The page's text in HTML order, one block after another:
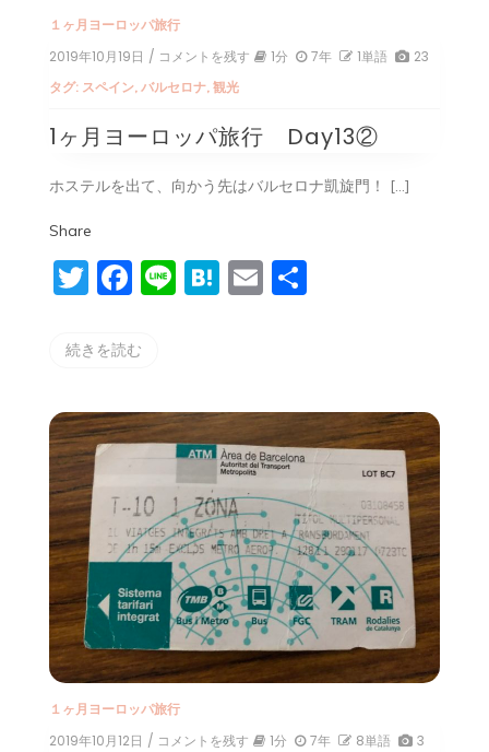
１ヶ月ヨーロッパ旅行
2019年10月19日 / コメントを残す on
ヨ
ッ
Day13②
1分 7年 1単語 23
タグ: スペイン, バルセロナ, 観光
1ヶ月ヨーロッパ旅行 Day13②
ホステルを出て、向かう先はバルセロナ凱旋門！ […]
Share
Twitter
Facebook
LineHatena
Email
共
続きを読む
１ヶ月ヨーロッパ旅行
2019年10月12日 / コメントを残す on 1分 7年 8単語 3